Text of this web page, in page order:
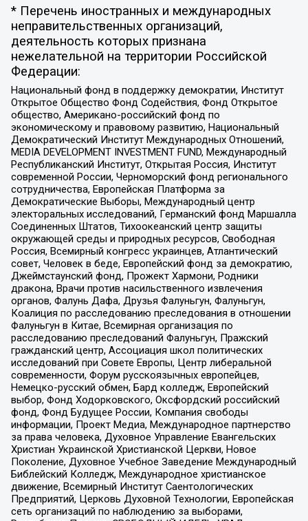
* Перечень иностранных и международных
неправительственных организаций,
деятельность которых признана
нежелательной на территории Российской
Федерации:
Национальный фонд в поддержку демократии, Институт
Открытое Общество Фонд Содействия, Фонд Открытое
общество, Американо-российский фонд по
экономическому и правовому развитию, Национальный
Демократический Институт Международных Отношений,
MEDIA DEVELOPMENT INVESTMENT FUND, Международный
Республиканский Институт, Открытая Россия, Институт
современной России, Черноморский фонд регионального
сотрудничества, Европейская Платформа за
Демократические Выборы, Международный центр
электоральных исследований, Германский фонд Маршалла
Соединенных Штатов, Тихоокеанский центр защиты
окружающей среды и природных ресурсов, Свободная
Россия, Всемирный конгресс украинцев, Атлантический
совет, Человек в беде, Европейский фонд за демократию,
Джеймстаунский фонд, Прожект Хармони, Родники
дракона, Врачи против насильственного извлечения
органов, Фалунь Дафа, Друзья Фалуньгун, Фалуньгун,
Коалиция по расследованию преследования в отношении
Фалуньгун в Китае, Всемирная организация по
расследованию преследований Фалуньгун, Пражский
гражданский центр, Ассоциация школ политических
исследований при Совете Европы, Центр либеральной
современности, Форум русскоязычных европейцев,
Немецко-русский обмен, Бард колледж, Европейский
выбор, Фонд Ходорковского, Оксфордский российский
фонд, Фонд Будущее России, Компания свободы
информации, Проект Медиа, Международное партнерство
за права человека, Духовное Управление Евангельских
Христиан Украинской Христианской Церкви, Новое
Поколение, Духовное Учебное Заведение Международный
Библейский Колледж, Международное христианское
движение, Всемирный Институт Саентологических
Предприятий, Церковь Духовной Технологии, Европейская
сеть организаций по наблюдению за выборами,